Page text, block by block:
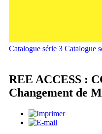
Catalogue série 3 Catalogue
REE ACCESS :
Changement de